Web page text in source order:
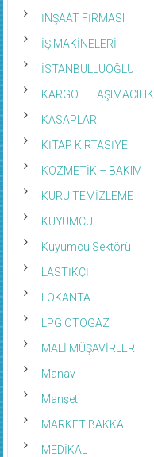
İNŞAAT FİRMASI
İŞ MAKİNELERİ
İSTANBULLUOĞLU
KARGO – TAŞIMACILIK
KASAPLAR
KİTAP KIRTASİYE
KOZMETİK – BAKIM
KURU TEMİZLEME
KUYUMCU
Kuyumcu Sektörü
LASTİKÇİ
LOKANTA
LPG OTOGAZ
MALİ MÜŞAVİRLER
Manav
Manşet
MARKET BAKKAL
MEDİKAL